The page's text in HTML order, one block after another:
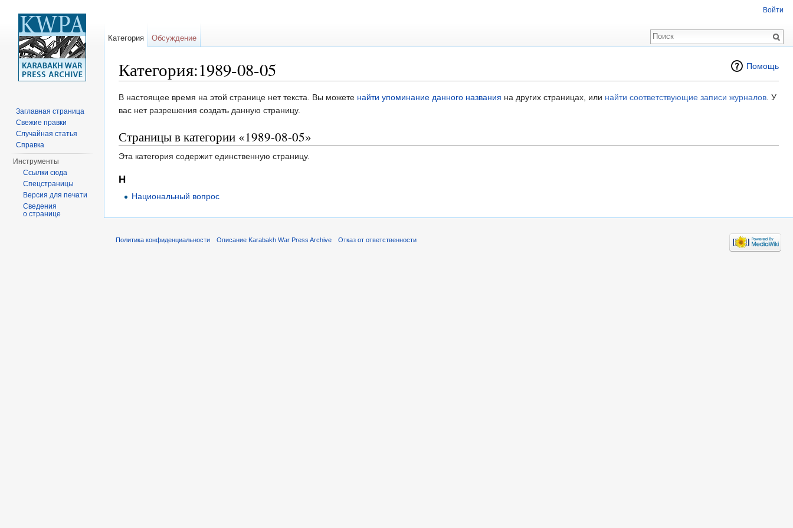
Помощь
Категория:1989-08-05
В настоящее время на этой странице нет текста. Вы можете найти упоминание данного названия на других страницах, или найти соответствующие записи журналов. У
вас нет разрешения создать данную страницу.
Страницы в категории «1989-08-05»
Эта категория содержит единственную страницу.
Н
Национальный вопрос
Войти
Категория Обсуждение
Заглавная страница
Свежие правки
Случайная статья
Справка
Инструменты
Ссылки сюда
Спецстраницы
Версия для печати
Сведения
о странице
Политика конфиденциальности Описание Karabakh War Press Archive Отказ от ответственности